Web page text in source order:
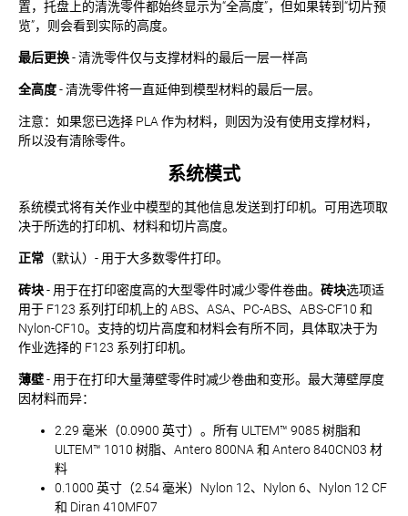
置，托盘上的清洗零件都始终显示为“全高度”，但如果转到“切片预
览”，则会看到实际的高度。
最后更换- 清洗零件仅与支撑材料的最后一层一样高
全高度- 清洗零件将一直延伸到模型材料的最后一层。
注意：如果您已选择 PLA 作为材料，则因为没有使用支撑材料，
所以没有清除零件。
系统模式
系统模式将有关作业中模型的其他信息发送到打印机。可用选项取
决于所选的打印机、材料和切片高度。
正常 （默认）- 用于大多数零件打印。
砖块- 用于在打印密度高的大型零件时减少零件卷曲。 砖块选项适
用于 F123 系列打印机上的 ABS、ASA、PC-ABS、ABS-CF10 和
Nylon-CF10。支持的切片高度和材料会有所不同，具体取决于为
作业选择的 F123 系列打印机。
薄壁- 用于在打印大量薄壁零件时减少卷曲和变形。最大薄壁厚度
因材料而异：
2.29 毫米（0.0900 英寸）。所有 ULTEM™ 9085 树脂和
ULTEM™ 1010 树脂、Antero 800NA 和 Antero 840CN03 材
料
0.1000 英寸（2.54 毫米）Nylon 12、Nylon 6、Nylon 12 CF
和 Diran 410MF07